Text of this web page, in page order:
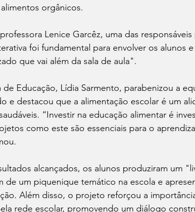
orgânicos.
Lenice Garcêz, uma das
foi fundamental para envolver os alunos
que vai além da sala de aula".
de Educação, Lídia Sarmento, parabenizou a
e destacou que a alimentação escolar é um
“Investir na educação alimentar é
como este são essenciais para o
alcançados, os alunos produziram um
de um piquenique temático na escola e
Além disso, o projeto reforçou a
rede escolar, promovendo um diálogo